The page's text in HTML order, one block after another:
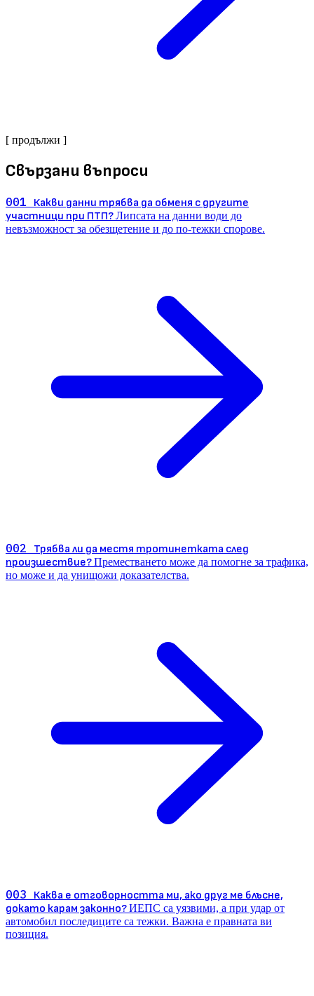
[ продължи ]
Свързани въпроси
001 Какви данни трябва да обменя с другите
участници при ПТП?Липсата на данни води до
невъзможност за обезщетение и до по-тежки спорове.
002 Трябва ли да местя тротинетката след
произшествие?Преместването може да помогне за трафика,
но може и да унищожи доказателства.
003 Каква е отговорността ми, ако друг ме блъсне,
докато карам законно?ИЕПС са уязвими, а при удар от
автомобил последиците са тежки. Важна е правната ви
позиция.